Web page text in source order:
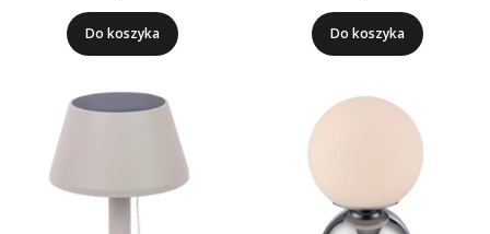
Do koszyka Do koszyka